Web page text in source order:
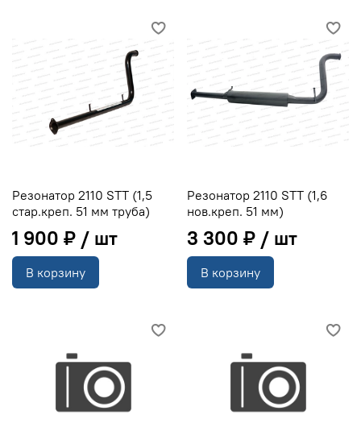
Резонатор 2110 STT (1,5
стар.креп. 51 мм труба)
1 900 ₽
В корзину
Резонатор 2110 STT (1,6
нов.креп. 51 мм)
3 300 ₽
В корзину